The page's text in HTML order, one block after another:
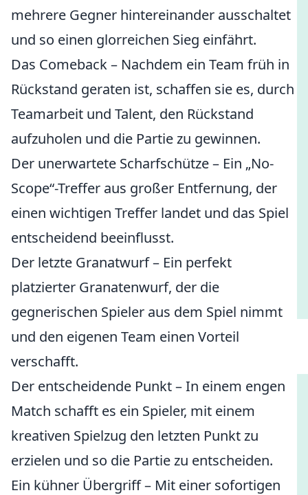
mehrere Gegner hintereinander ausschaltet
und so einen glorreichen Sieg einfährt.
Das Comeback – Nachdem ein Team früh in
Rückstand geraten ist, schaffen sie es, durch
Teamarbeit und Talent, den Rückstand
aufzuholen und die Partie zu gewinnen.
Der unerwartete Scharfschütze – Ein „No-
Scope“-Treffer aus großer Entfernung, der
einen wichtigen Treffer landet und das Spiel
entscheidend beeinflusst.
Der letzte Granatwurf – Ein perfekt
platzierter Granatenwurf, der die
gegnerischen Spieler aus dem Spiel nimmt
und den eigenen Team einen Vorteil
verschafft.
Der entscheidende Punkt – In einem engen
Match schafft es ein Spieler, mit einem
kreativen Spielzug den letzten Punkt zu
erzielen und so die Partie zu entscheiden.
Ein kühner Übergriff – Mit einer sofortigen